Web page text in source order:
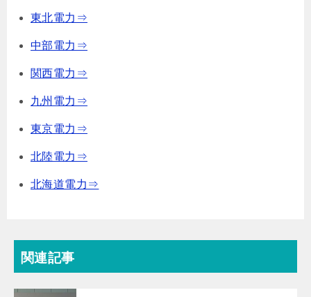
東北電力⇒
中部電力⇒
関西電力⇒
九州電力⇒
東京電力⇒
北陸電力⇒
北海道電力⇒
関連記事